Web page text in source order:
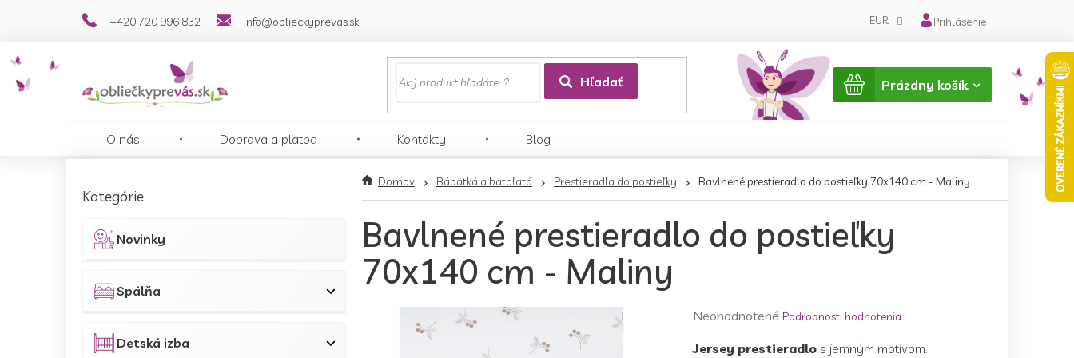
+420 720 996 832 info@oblieckyprevas.sk EUR Prihlásenie
Hľadať
Nákupný
košík
Prázdny košík
O nás Doprava a platba Kontakty Blog
kategórie
Kategórie
Novinky
Spálňa
Detská izba
Domov Bábätká a batoľatá Prestieradla do postieľky Bavlnené prestieradlo do postieľky 70x140 cm - Maliny
Bavlnené prestieradlo do postieľky
70x140 cm - Maliny
Priemerné
produktu
Neohodnotené Podrobnosti hodnotenia
Jersey prestieradlo s jemným motívom.